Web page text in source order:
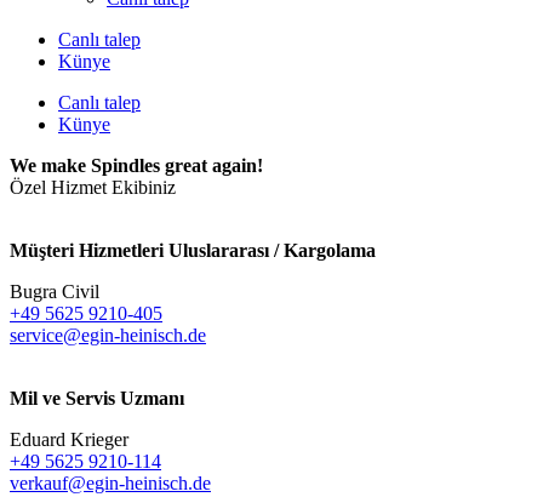
Canlı talep
Künye
Canlı talep
Künye
We make Spindles great again!
Özel Hizmet Ekibiniz
Müşteri Hizmetleri Uluslararası / Kargolama
Bugra Civil
+49 5625 9210-405
service@egin-heinisch.de
Mil ve Servis Uzmanı
Eduard Krieger
+49 5625 9210-114
verkauf@egin-heinisch.de